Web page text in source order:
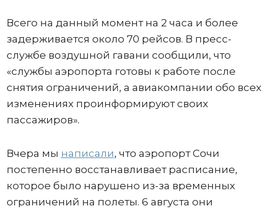
Всего на данный момент на 2 часа и более
задерживается около 70 рейсов. В пресс-
службе воздушной гавани сообщили, что
«службы аэропорта готовы к работе после
снятия ограничений, а авиакомпании обо всех
изменениях проинформируют своих
пассажиров».
Вчера мы написали, что аэропорт Сочи
постепенно восстанавливает расписание,
которое было нарушено из-за временных
ограничений на полеты. 6 августа они